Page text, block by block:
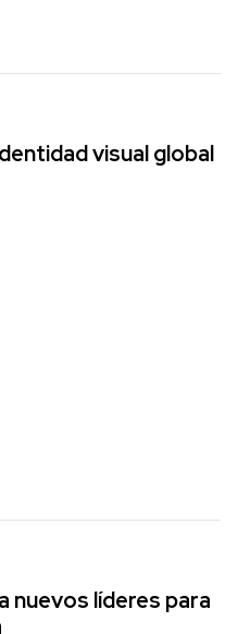
visual global
nuevos líderes para